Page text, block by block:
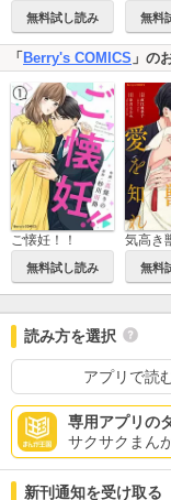
無料試し読み 無料
「 Berry's COMICS 」の
ご懐妊！！
無料試し読み 無料
読み方を選択
アプリで読
専用アプリの
サクサクまん
新刊通知を受け取る